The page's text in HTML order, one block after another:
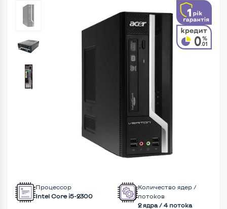
Процессор
Intel Core i5-2300
Количество ядер /
потоков
2 ядра / 4 потока